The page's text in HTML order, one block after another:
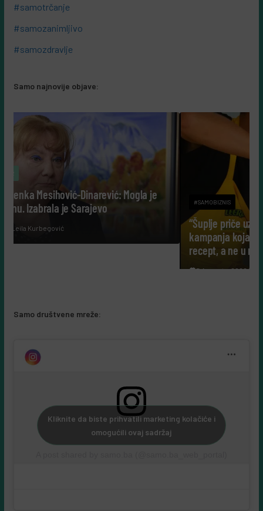
#samotrčanje
#samozanimljivo
#samozdravlje
Samo najnovije objave:
je
“Šuplje priče uz Leerdammer”: marketinška
kampanja koja je fudbalsku groznicu pretvorila u
Almir Kurbegović
Kliknite da biste prihvatili marketing kolačiće i
omogućili ovaj sadržaj